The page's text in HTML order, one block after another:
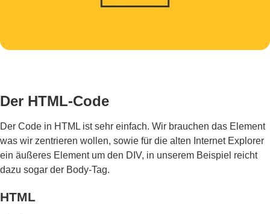
Der HTML-Code
Der Code in HTML ist sehr einfach. Wir brauchen das Element
was wir zentrieren wollen, sowie für die alten Internet Explorer
ein äußeres Element um den DIV, in unserem Beispiel reicht
dazu sogar der Body-Tag.
HTML